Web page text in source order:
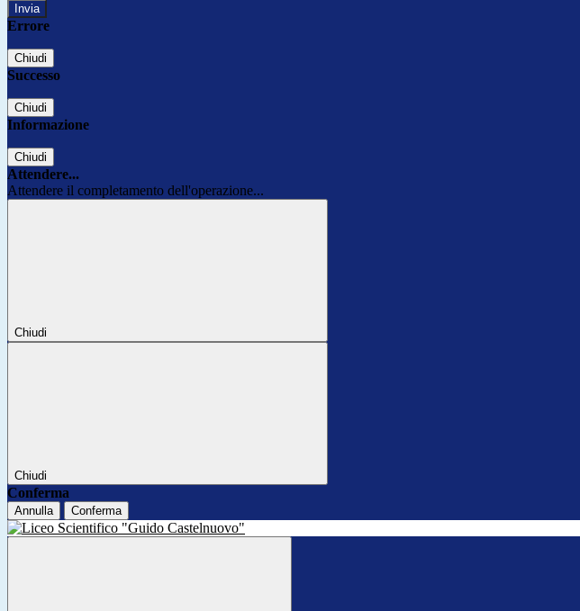
Errore
Chiudi
Successo
Chiudi
Informazione
Chiudi
Attendere...
Attendere il completamento dell'operazione...
Chiudi
Chiudi
Conferma
Annulla Conferma